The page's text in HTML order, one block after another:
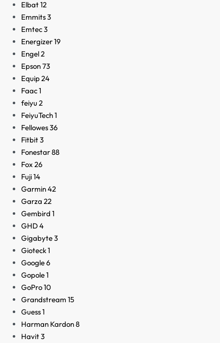
Elbat12
Emmits3
Emtec3
Energizer19
Engel2
Epson73
Equip24
Faac1
feiyu 2
FeiyuTech1
Fellowes36
Fitbit3
Fonestar88
Fox 26
Fuji14
Garmin42
Garza 22
Gembird 1
GHD4
Gigabyte3
Gioteck1
Google6
Gopole1
GoPro10
Grandstream 15
Guess1
Harman Kardon8
Havit3